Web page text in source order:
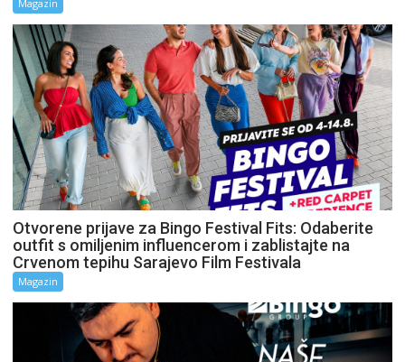
Magazin
Otvorene prijave za Bingo Festival Fits: Odaberite
outfit s omiljenim influencerom i zablistajte na
Crvenom tepihu Sarajevo Film Festivala
Magazin